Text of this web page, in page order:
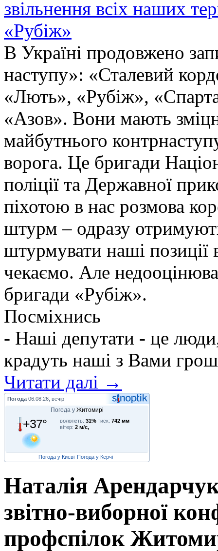
звільнення всіх наших
«Рубіж»
В Україні продовжено
наступу»: «Сталевий
«Лють», «Рубіж»,
«Азов». Вони мають
майбутнього
ворога. Це бригади
поліції та Державної
піхотою в нас розмова
штурм – одразу
штурмувати наші позиції
чекаємо. Але
бригади «Рубіж».
Посміхнись
- Наші депутати - це
крадуть наші з Вами
Читати далі →
Погода 06.08.26, вечір
Погода у Житомирі
+37° вологість: 31% тиск: 742 мм
вітер: 2 м/с,
Погода у Києві Погода у Керчі
Наталія
звітно-виборної
профспілок